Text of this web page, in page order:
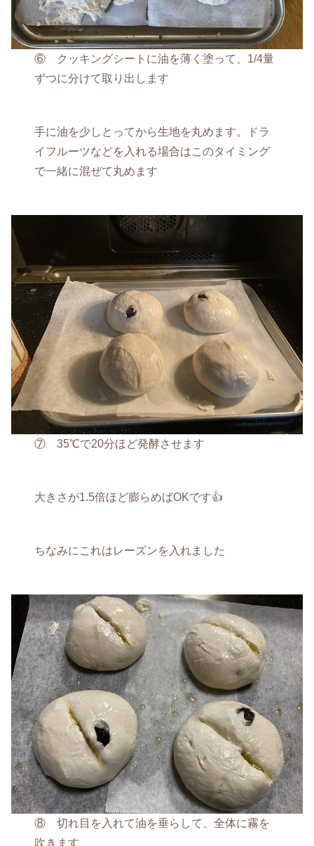
⑥ クッキングシートに油を薄く塗って、1/4量
ずつに分けて取り出します
手に油を少しとってから生地を丸めます。ドラ
イフルーツなどを入れる場合はこのタイミング
で一緒に混ぜて丸めます
⑦ 35℃で20分ほど発酵させます
大きさが1.5倍ほど膨らめばOKです👍
ちなみにこれはレーズンを入れました
⑧ 切れ目を入れて油を垂らして、全体に霧を
吹きます